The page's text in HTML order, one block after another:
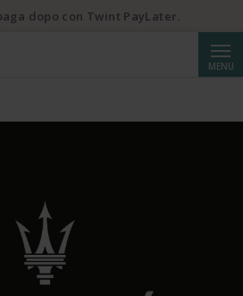
MENU
dopo con Twint PayLater.